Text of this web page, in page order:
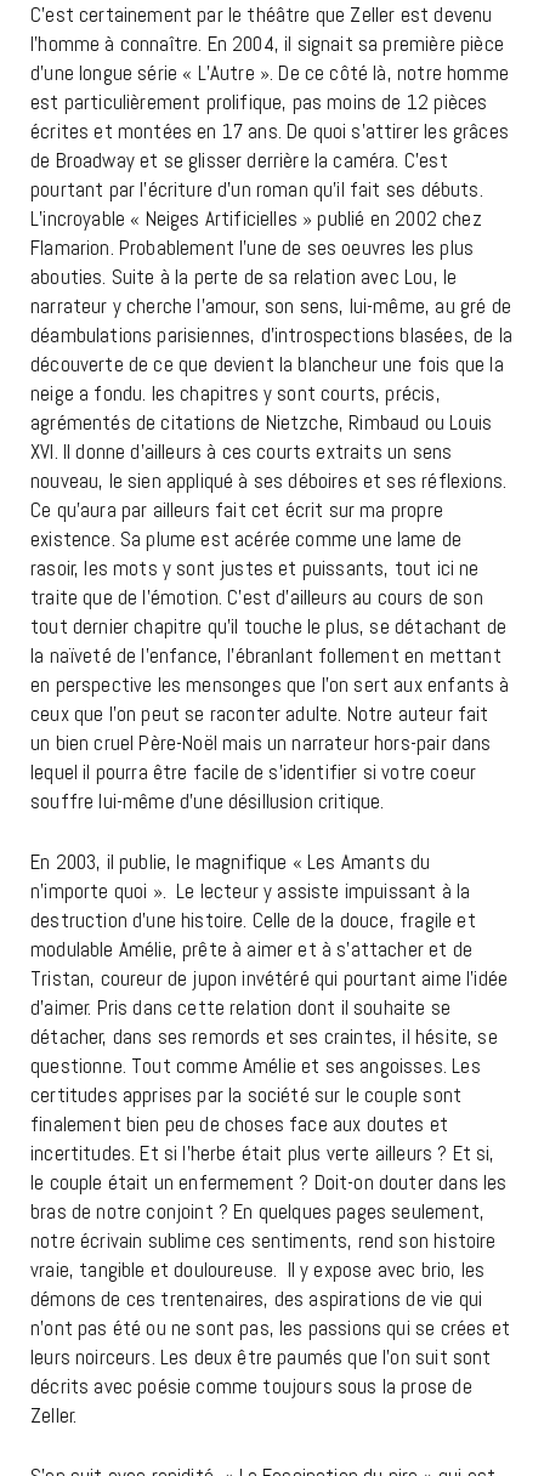
C’est certainement par le théâtre que Zeller est devenu
l’homme à connaître. En 2004, il signait sa première pièce
d’une longue série « L’Autre ». De ce côté là, notre homme
est particulièrement prolifique, pas moins de 12 pièces
écrites et montées en 17 ans. De quoi s’attirer les grâces
de Broadway et se glisser derrière la caméra. C’est
pourtant par l’écriture d’un roman qu’il fait ses débuts.
L’incroyable « Neiges Artificielles » publié en 2002 chez
Flamarion. Probablement l’une de ses oeuvres les plus
abouties. Suite à la perte de sa relation avec Lou, le
narrateur y cherche l’amour, son sens, lui-même, au gré de
déambulations parisiennes, d’introspections blasées, de la
découverte de ce que devient la blancheur une fois que la
neige a fondu. les chapitres y sont courts, précis,
agrémentés de citations de Nietzche, Rimbaud ou Louis
XVI. Il donne d’ailleurs à ces courts extraits un sens
nouveau, le sien appliqué à ses déboires et ses réflexions.
Ce qu’aura par ailleurs fait cet écrit sur ma propre
existence. Sa plume est acérée comme une lame de
rasoir, les mots y sont justes et puissants, tout ici ne
traite que de l’émotion. C’est d’ailleurs au cours de son
tout dernier chapitre qu’il touche le plus, se détachant de
la naïveté de l’enfance, l’ébranlant follement en mettant
en perspective les mensonges que l’on sert aux enfants à
ceux que l’on peut se raconter adulte. Notre auteur fait
un bien cruel Père-Noël mais un narrateur hors-pair dans
lequel il pourra être facile de s’identifier si votre coeur
souffre lui-même d’une désillusion critique.
En 2003, il publie, le magnifique « Les Amants du
n’importe quoi ». Le lecteur y assiste impuissant à la
destruction d’une histoire. Celle de la douce, fragile et
modulable Amélie, prête à aimer et à s’attacher et de
Tristan, coureur de jupon invétéré qui pourtant aime l’idée
d’aimer. Pris dans cette relation dont il souhaite se
détacher, dans ses remords et ses craintes, il hésite, se
questionne. Tout comme Amélie et ses angoisses. Les
certitudes apprises par la société sur le couple sont
finalement bien peu de choses face aux doutes et
incertitudes. Et si l’herbe était plus verte ailleurs ? Et si,
le couple était un enfermement ? Doit-on douter dans les
bras de notre conjoint ? En quelques pages seulement,
notre écrivain sublime ces sentiments, rend son histoire
vraie, tangible et douloureuse. Il y expose avec brio, les
démons de ces trentenaires, des aspirations de vie qui
n’ont pas été ou ne sont pas, les passions qui se crées et
leurs noirceurs. Les deux être paumés que l’on suit sont
décrits avec poésie comme toujours sous la prose de
Zeller.